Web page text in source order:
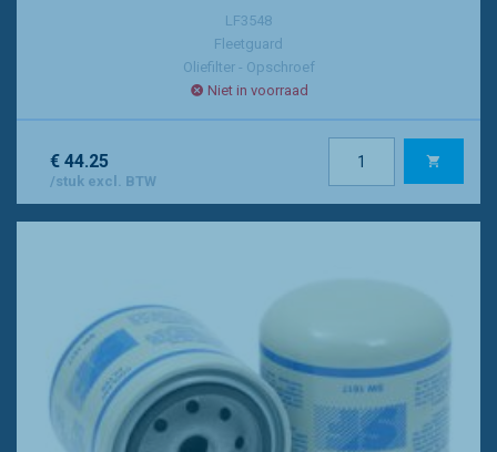
LF3548
Fleetguard
Oliefilter - Opschroef
Niet in voorraad
€ 44.25
/stuk excl. BTW